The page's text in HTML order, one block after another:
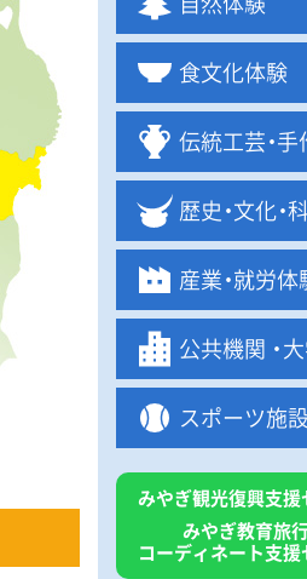
食文化体験
伝統工芸・手
歴史・文化・
産業・就労体
公共機関 ・
スポーツ施
みやぎ観光復興支援
みやぎ教育旅
コーディネート支援